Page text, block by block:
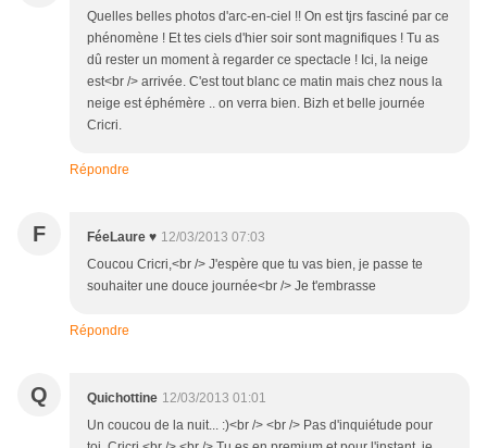
Quelles belles photos d'arc-en-ciel !! On est tjrs fasciné par ce
phénomène ! Et tes ciels d'hier soir sont magnifiques ! Tu as
dû rester un moment à regarder ce spectacle ! Ici, la neige
est<br /> arrivée. C'est tout blanc ce matin mais chez nous la
neige est éphémère .. on verra bien. Bizh et belle journée
Cricri.
Répondre
F FéeLaure ♥ 12/03/2013 07:03
Coucou Cricri,<br /> J'espère que tu vas bien, je passe te
souhaiter une douce journée<br /> Je t'embrasse
Répondre
Q Quichottine 12/03/2013 01:01
Un coucou de la nuit... :)<br /> <br /> Pas d'inquiétude pour